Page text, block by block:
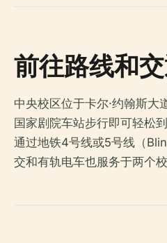
前往路线和
中央校区位于卡尔·约翰斯大
国家剧院车站步行即可轻松
通过地铁4号线或5号线（
交和有轨电车也服务于两个